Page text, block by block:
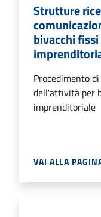
Strutture
bivacchi
Procedimento
dell'attività per
imprenditoriale
VAI ALLA